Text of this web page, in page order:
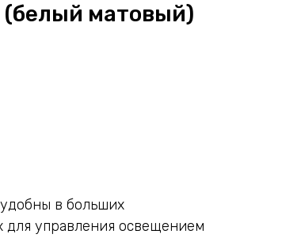
матовый)
в больших
управления освещением